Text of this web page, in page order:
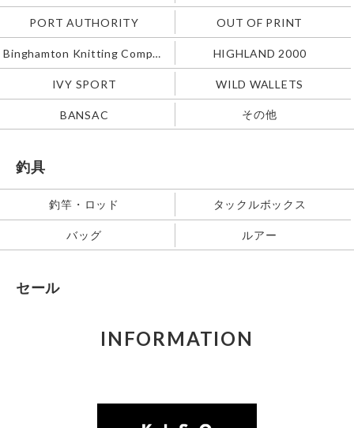
PORT AUTHORITY OUT OF PRINT
Binghamton Knitting Company HIGHLAND 2000
IVY SPORT WILD WALLETS
BANSAC その他
釣具
釣竿・ロッド タックルボックス
バッグ ルアー
セール
INFORMATION